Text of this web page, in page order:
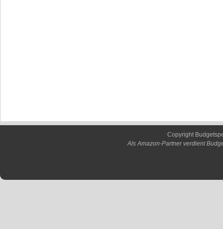
Copyright
Als Amazon-Partner verdient